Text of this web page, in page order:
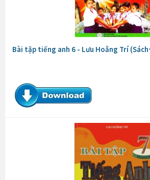
Bài tập tiếng anh 6 - Lưu Hoằng Trí